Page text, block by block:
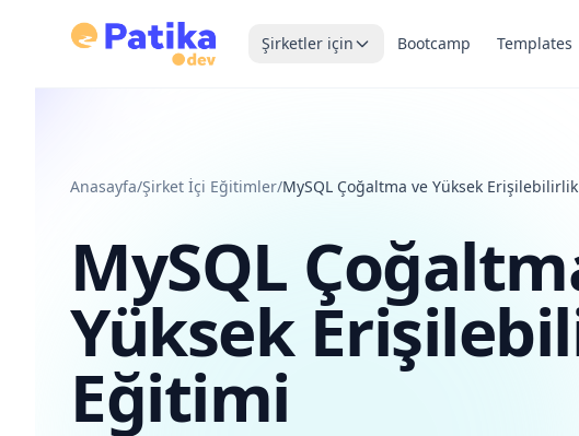
Şirketler için Bootcamp Templates
Anasayfa/Şirket İçi Eğitimler/MySQL Çoğaltma ve Yüksek
MySQL
Yüksek
Eğitimi